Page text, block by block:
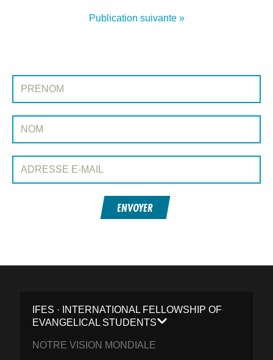
Publication suivante »
INSCRIVEZ-VOUS À CONEXIÓN
Prénom:
Nom:
Adresse e-mail:
ENVOYER
IFES · INTERNATIONAL FELLOWSHIP OF
EVANGELICAL STUDENTS
NOTRE VISION MONDIALE